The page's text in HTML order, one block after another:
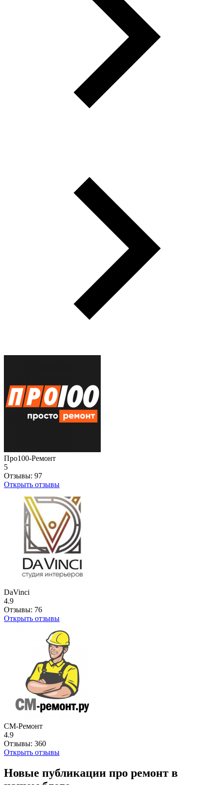
Про100-Ремонт
5
Отзывы: 97
Открыть отзывы
DaVinci
4.9
Отзывы: 76
Открыть отзывы
СМ-Ремонт
4.9
Отзывы: 360
Открыть отзывы
Новые публикации про ремонт в